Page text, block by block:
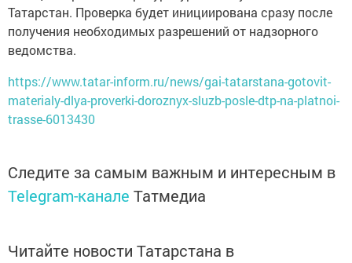
Татарстан. Проверка будет инициирована сразу после
получения необходимых разрешений от надзорного
ведомства.
https://www.tatar-inform.ru/news/gai-tatarstana-gotovit-
materialy-dlya-proverki-doroznyx-sluzb-posle-dtp-na-platnoi-
trasse-6013430
Следите за самым важным и интересным в
Telegram-канале Татмедиа
Читайте новости Татарстана в